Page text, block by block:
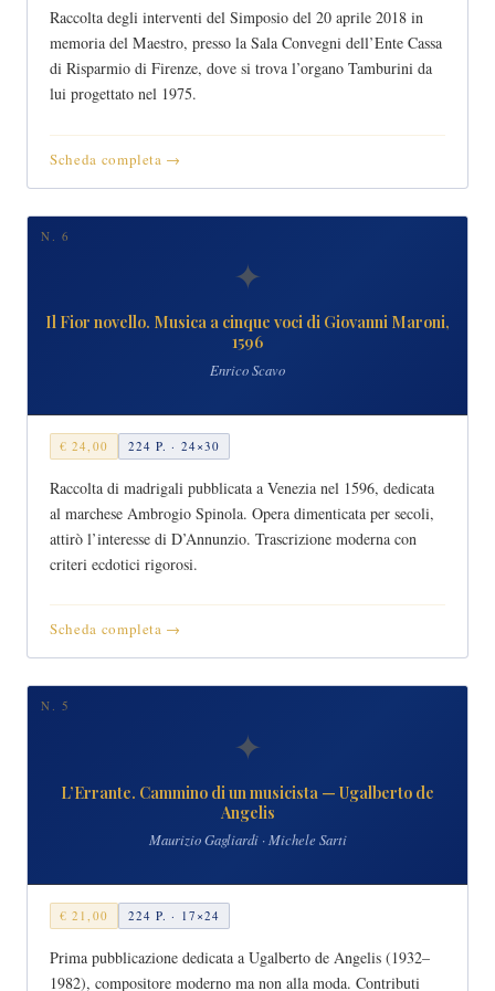
Raccolta degli interventi del Simposio del 20 aprile 2018 in
memoria del Maestro, presso la Sala Convegni dell’Ente Cassa
di Risparmio di Firenze, dove si trova l’organo Tamburini da
lui progettato nel 1975.
Scheda completa →
N. 6
✦
Il Fior novello. Musica a cinque voci di Giovanni Maroni,
1596
Enrico Scavo
€ 24,00 224 P. · 24×30
Raccolta di madrigali pubblicata a Venezia nel 1596, dedicata
al marchese Ambrogio Spinola. Opera dimenticata per secoli,
attirò l’interesse di D’Annunzio. Trascrizione moderna con
criteri ecdotici rigorosi.
Scheda completa →
N. 5
✦
L’Errante. Cammino di un musicista — Ugalberto de
Angelis
Maurizio Gagliardi · Michele Sarti
€ 21,00 224 P. · 17×24
Prima pubblicazione dedicata a Ugalberto de Angelis (1932–
1982), compositore moderno ma non alla moda. Contributi